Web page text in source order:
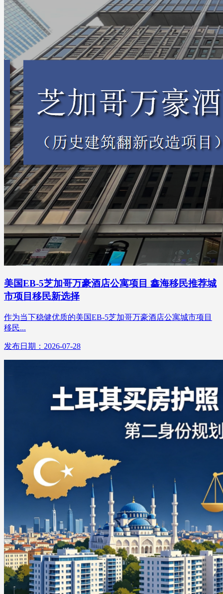
美国EB-5芝加哥万豪酒店公寓项目 鑫海移民推荐城
市项目移民新选择
作为当下稳健优质的美国EB-5芝加哥万豪酒店公寓城市项目
移民...
发布日期：2026-07-28